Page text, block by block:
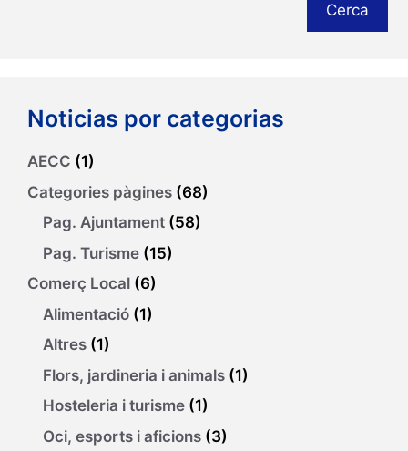
Cerca
Noticias por categorias
AECC (1)
Categories pàgines (68)
Pag. Ajuntament (58)
Pag. Turisme (15)
Comerç Local (6)
Alimentació (1)
Altres (1)
Flors, jardineria i animals (1)
Hosteleria i turisme (1)
Oci, esports i aficions (3)